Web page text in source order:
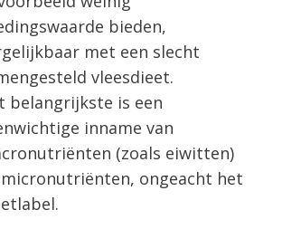
bieden,
met een slecht
vleesdieet.
belangrijkste is een
inname van
(zoals eiwitten)
ongeacht het